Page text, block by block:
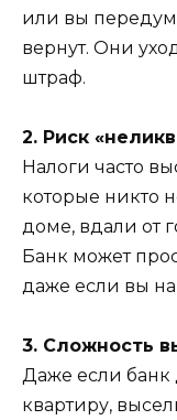
или вы
вернут. Они
штраф.
2. Риск
Налоги часто
которые никто
доме, вдали от
Банк может
даже если вы
3. Сложность
Даже если банк
квартиру,